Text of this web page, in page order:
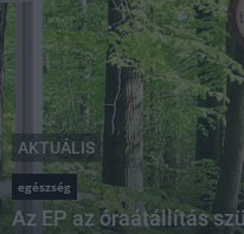
AKTUÁLIS
egészség
Az EP az óraátállítás